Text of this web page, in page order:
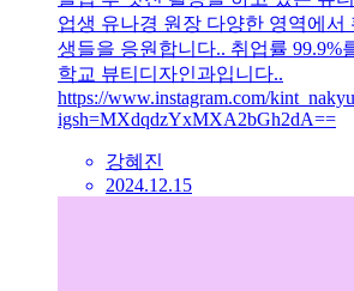
업생 유나경 원장 다양한 영역에서
생들을 응원합니다.. 취업률 99.9%
학교 뷰티디자인과입니다..
https://www.instagram.com/
igsh=MXdqdzYxMXA2bGh2dA==
강혜진
2024.12.15